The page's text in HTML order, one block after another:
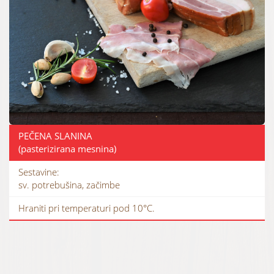
PEČENA SLANINA
(pasterizirana mesnina)
Sestavine:
sv. potrebušina, začimbe
Hraniti pri temperaturi pod 10°C.